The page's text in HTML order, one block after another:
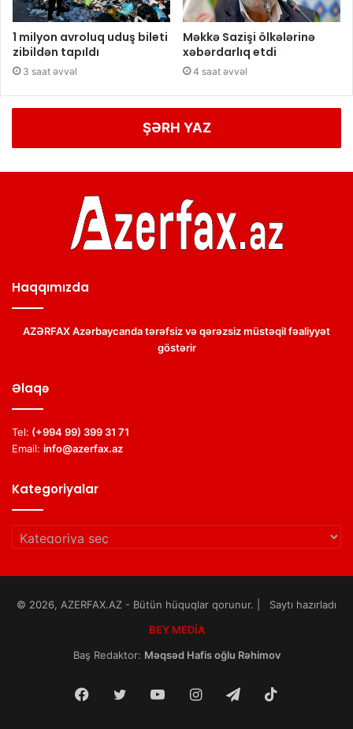
1 milyon avroluq uduş bileti
zibildən tapıldı
3 saat əvvəl
Məkkə Sazişi ölkələrinə
xəbərdarlıq etdi
4 saat əvvəl
ŞƏRH YAZ
Haqqımızda
AZƏRFAX Azərbaycanda tərəfsiz və qərəzsiz müstəqil fəaliyyət
göstərir
Əlaqə
Tel: (+994 99) 399 31 71
Email: info@azerfax.az
Kategoriyalar
Kategoriyalar
© 2026, AZERFAX.AZ - Bütün hüquqlar qorunur. | Saytı hazırladı
BEY MEDİA
Baş Redaktor: Məqsəd Hafis oğlu Rəhimov
Facebook
Twitter YouTubeInstagramTelegram